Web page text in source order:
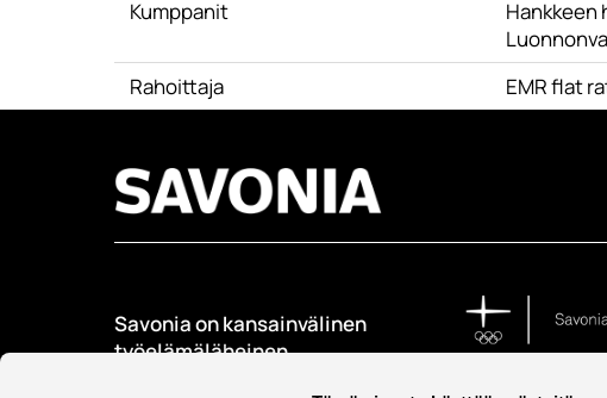
Kumppanit
Hankkeen
Rahoittaja
EMR flat
Savonia on kansainvälinen
työelämäläheinen